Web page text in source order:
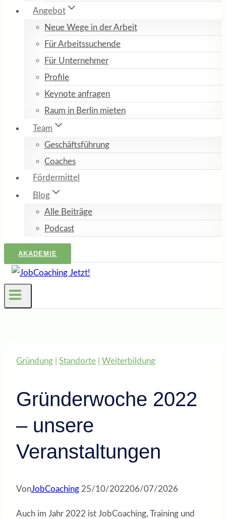
Angebot
Neue Wege in der Arbeit
Für Arbeitssuchende
Für Unternehmer
Profile
Keynote anfragen
Raum in Berlin mieten
Team
Geschäftsführung
Coaches
Fördermittel
Blog
Alle Beiträge
Podcast
AKADEMIE
Gründung Standorte Weiterbildung
Gründerwoche 2022
– unsere
Veranstaltungen
VonJobCoaching 25/10/202206/07/2026
Auch im Jahr 2022 ist JobCoaching, Training und